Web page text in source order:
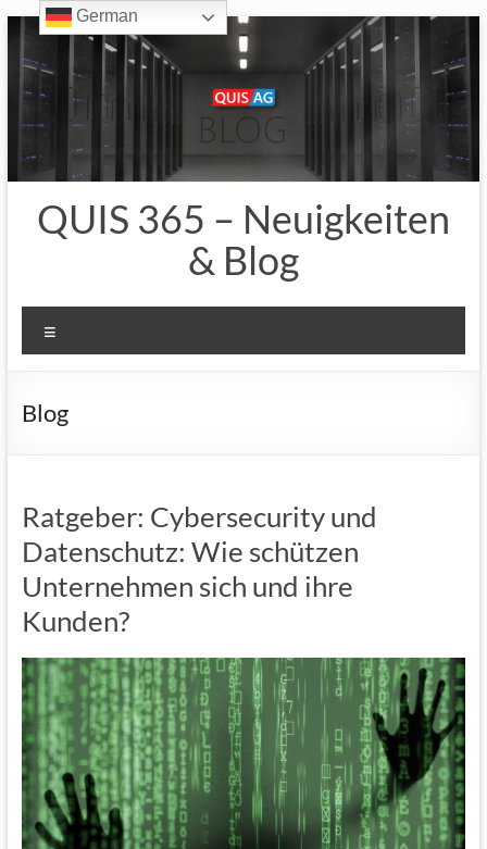
Inhalt
springen
QUIS 365 – Neuigkeiten
& Blog
Blog
Ratgeber: Cybersecurity und
Datenschutz: Wie schützen
Unternehmen sich und ihre
Kunden?
German